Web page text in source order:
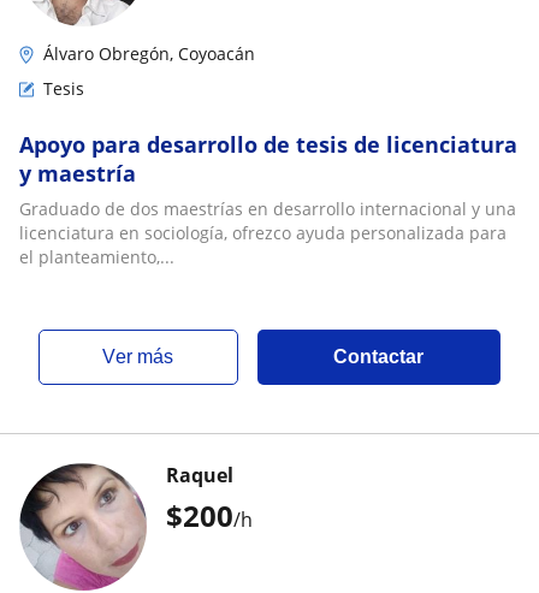
Álvaro Obregón, Coyoacán
Tesis
Apoyo para desarrollo de tesis de licenciatura
y maestría
Graduado de dos maestrías en desarrollo internacional y una
licenciatura en sociología, ofrezco ayuda personalizada para
el planteamiento,...
ver más Contactar
$200/h
Raquel